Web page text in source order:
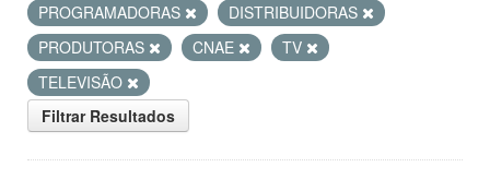
PROGRAMADORAS
DISTRIBUIDORAS
PRODUTORAS
CNAE
TV
TELEVISÃO
Filtrar Resultados